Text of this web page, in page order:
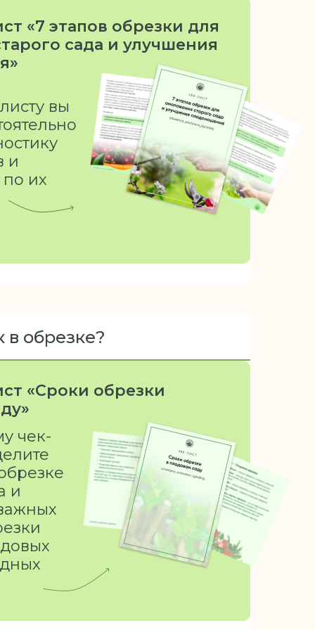
вы
и
по их
«7 этапов обрезки для
сада и улучшения
обрезке?
чек-
и
«Сроки обрезки